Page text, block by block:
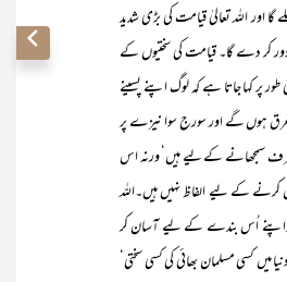
گا اور اللہ تعالیٰ قیامت کی بڑی شدید
کر دے گا۔ قیامت کی سختیوں کے
پر کہا جاتا ہے کہ لوگ اپنے پسینے
ہوں گے اور سورج سوا نیزے پر
سمجھانے کے لیے ہیں‘ ورنہ اس
کرنے کے لیے الفاظ نہیں ہیں۔اللہ
کواپنے اُس بندے کے لیے آسان کر
کسی مسلمان بھائی کی کسی سختی‘